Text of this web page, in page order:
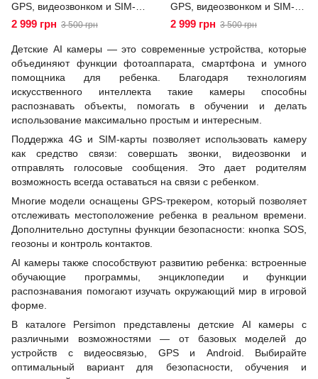
GPS, видеозвонком и SIM-
картой, камера-телефон для
2 999 грн 3 500 грн
GPS, видеозвонком и SIM-
картой, камера-телефон для
2 999 грн 3 500 грн
Детские AI камеры — это современные устройства, которые
объединяют функции фотоаппарата, смартфона и умного
помощника для ребенка. Благодаря технологиям
искусственного интеллекта такие камеры способны
распознавать объекты, помогать в обучении и делать
использование максимально простым и интересным.
Поддержка 4G и SIM-карты позволяет использовать камеру
как средство связи: совершать звонки, видеозвонки и
отправлять голосовые сообщения. Это дает родителям
возможность всегда оставаться на связи с ребенком.
Многие модели оснащены GPS-трекером, который позволяет
отслеживать местоположение ребенка в реальном времени.
Дополнительно доступны функции безопасности: кнопка SOS,
геозоны и контроль контактов.
AI камеры также способствуют развитию ребенка: встроенные
обучающие программы, энциклопедии и функции
распознавания помогают изучать окружающий мир в игровой
форме.
В каталоге Persimon представлены детские AI камеры с
различными возможностями — от базовых моделей до
устройств с видеосвязью, GPS и Android. Выбирайте
оптимальный вариант для безопасности, обучения и